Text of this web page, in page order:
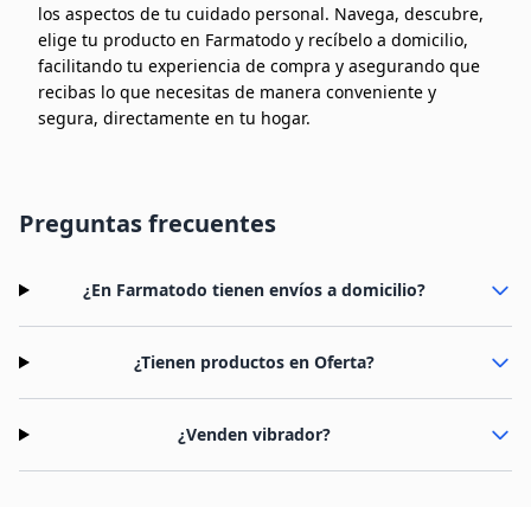
los aspectos de tu cuidado personal. Navega, descubre,
elige tu producto en Farmatodo y recíbelo a domicilio,
facilitando tu experiencia de compra y asegurando que
recibas lo que necesitas de manera conveniente y
segura, directamente en tu hogar.
Preguntas frecuentes
¿En Farmatodo tienen envíos a domicilio?
¿Tienen productos en Oferta?
¿Venden vibrador?